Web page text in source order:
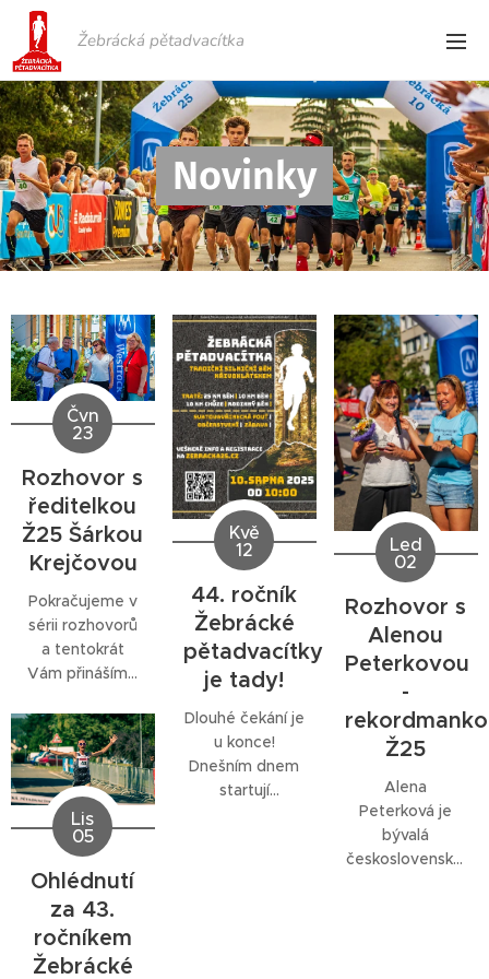
Žebrácká pětadvacítka
Novinky
Čvn
23
Rozhovor s
ředitelkou
Ž25 Šárkou
Krejčovou
Pokračujeme v
sérii rozhovorů
a tentokrát
Vám přinášíme
ředitelkou
Žebrácké
pětadvacítky
Šárkou
Krejčovou.
Zajímavé
začátcích,
současnosti
Ž25 a plánech
do budoucna.
Kvě
12
44. ročník
Žebrácké
pětadvacítky
je tady!
Dlouhé čekání je
u konce!
Dnešním dnem
startují
Led
02
Rozhovor s
Alenou
Peterkovou
-
Ž25
Alena
Peterková je
bývalá
československá,
Lis
05
Ohlédnutí
za 43.
ročníkem
Žebrácké